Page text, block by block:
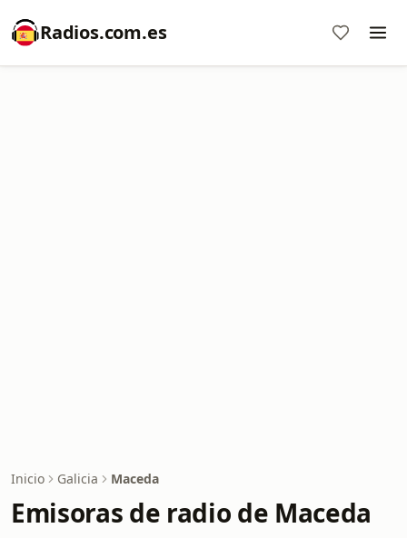
Radios.com.es
Inicio Galicia Maceda
Emisoras de radio de Maceda